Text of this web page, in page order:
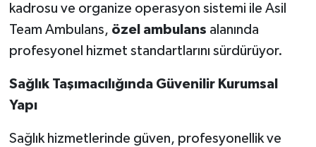
kadrosu ve organize operasyon sistemi ile Asil
Team Ambulans, özel ambulans alanında
profesyonel hizmet standartlarını sürdürüyor.
Sağlık Taşımacılığında Güvenilir Kurumsal
Yapı
Sağlık hizmetlerinde güven, profesyonellik ve